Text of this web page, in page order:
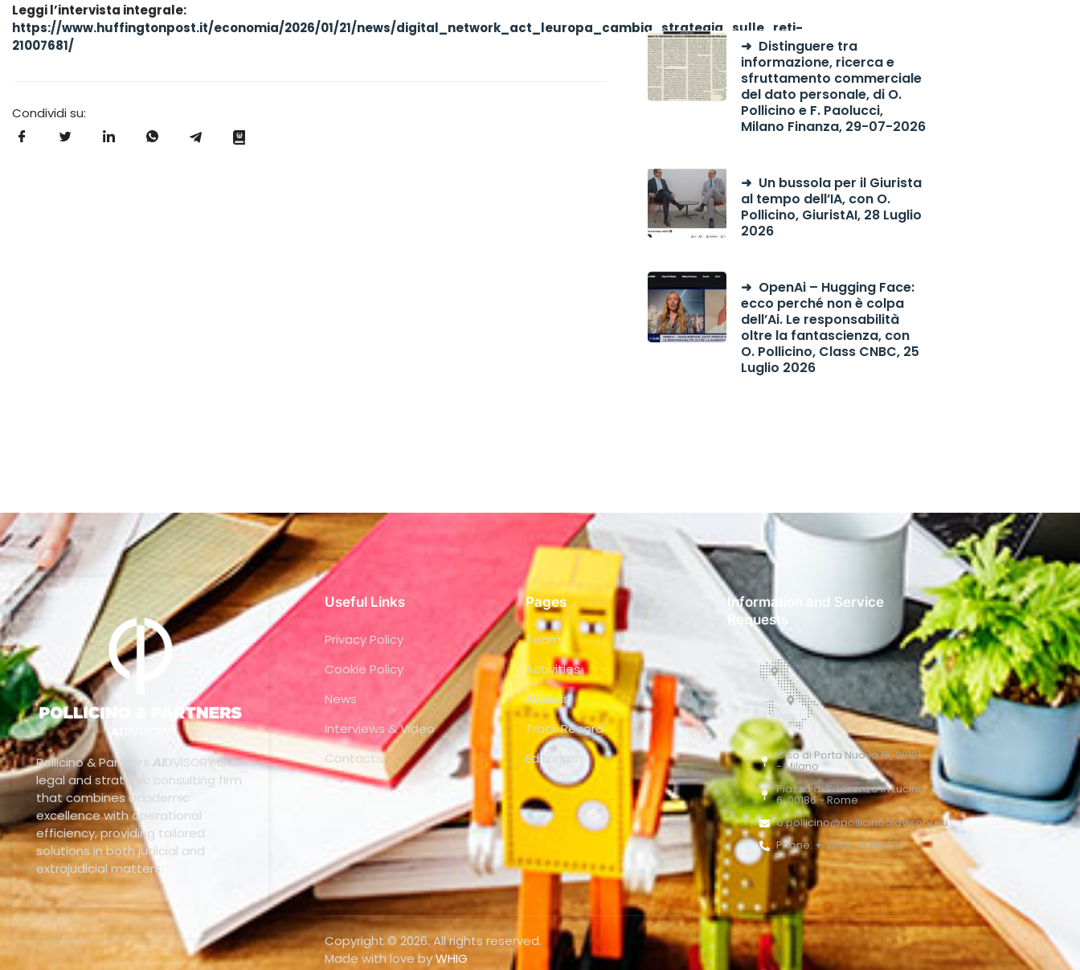
Leggi l’intervista integrale:
https://www.huffingtonpost.it/economia/2026/01/21/news/digital_network_act_leuropa_cambia_strategia_sulle_reti-
21007681/
Condividi su:
Distinguere tra
informazione, ricerca e
sfruttamento commerciale
del dato personale, di O.
Pollicino e F. Paolucci,
Milano Finanza, 29-07-2026
Un bussola per il Giurista
al tempo dell’IA, con O.
Pollicino, GiuristAI, 28 Luglio
2026
OpenAi – Hugging Face:
ecco perché non è colpa
dell’Ai. Le responsabilità
oltre la fantascienza, con
O. Pollicino, Class CNBC, 25
Luglio 2026
Pollicino & Partners AIDVISORY is a
legal and strategic consulting firm
that combines academic
excellence with operational
efficiency, providing tailored
solutions in both judicial and
extrajudicial matters.
Useful Links
Privacy Policy
Cookie Policy
News
Interviews & Video
Contacts
Pages
Team
Activities
Awards
Track Record
Editorials
Information and Service
Requests
C.so di Porta Nuova 15, 20121
- Milano
Piazza di S. Lorenzo in Lucina,
6, 00186 - Rome
o.pollicino@pollicinoaidvisory.eu
Phone: + 39 02 76388700
Copyright © 2026. All rights reserved.
Made with love byWHIG